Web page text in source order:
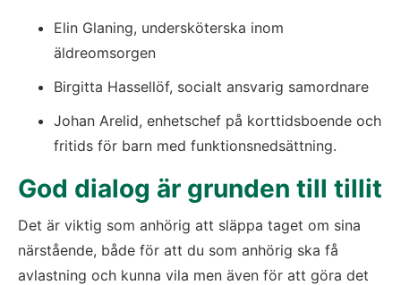
Elin Glaning, undersköterska inom
äldreomsorgen
Birgitta Hassellöf, socialt ansvarig samordnare
Johan Arelid, enhetschef på korttidsboende och
fritids för barn med funktionsnedsättning.
God dialog är grunden till tillit
Det är viktig som anhörig att släppa taget om sina
närstående, både för att du som anhörig ska få
avlastning och kunna vila men även för att göra det